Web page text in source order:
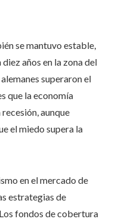
se mantuvo estable,
años en la zona del
superaron el
que la economía
aunque
el miedo supera la
en el mercado de
estrategias de
fondos de cobertura